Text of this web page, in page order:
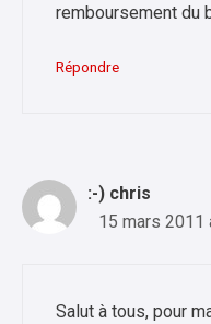
remboursement du
Répondre
:-) chris
15 mars 2011
Salut à tous, pour